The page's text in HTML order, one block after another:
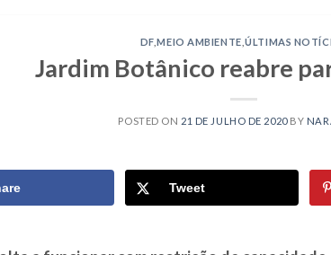
DF,MEIO AMBIENTE ,ÚLTIMAS
Jardim Botânico reabre
POSTED ON 21 DE JULHO DE 2020BY
Tweet